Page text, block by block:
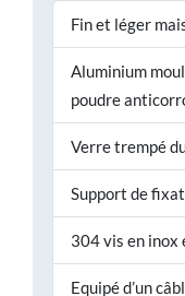
Fin et léger
Aluminium
poudre
Verre trempé
Support de
304 vis en inox
Equipé d’un